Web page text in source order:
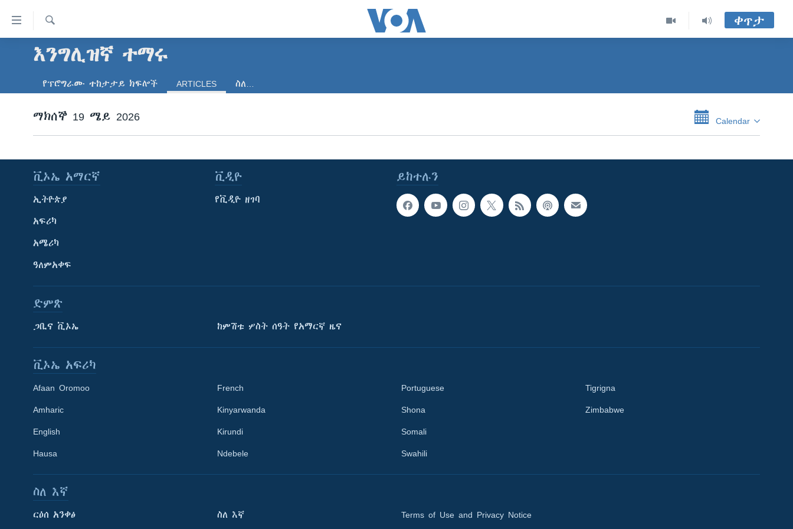
የመሥሪያ
ማገናኛዎች
ይዘት
እለፍ
አፍሪካ
ዓለምአቀፍ
አሜሪካ
መካከለኛው ምሥራቅ
ጋቢና ቪኦኤ
ከምሽቱ ሦስት ሰዓት የአማርኛ ዜና
ቪዲዮ
የፎቶ መድብሎች
ክምችት
Learning English
ፈልግ
ቀጥታ
እንግሊዝኛ ተማሩ
የፕሮግራሙ ተከታታይ ክፍሎች ARTICLES ስለ…
ማክሰኞ 19 ሜይ 2026 Calendar
ይከተሉን
ቪኦኤ አማርኛ
ኢትዮጵያ
አፍሪካ
አሜሪካ
ዓለምአቀፍ
ቪዲዮ
የቪዲዮ ዘገባ
ድምጽ
ጋቢና ቪኦኤ ከምሽቱ ሦስት ሰዓት የአማርኛ ዜና
ቪኦኤ አፍሪካ
Afaan Oromoo
Amharic
English
Hausa
French
Kinyarwanda
Kirundi
Ndebele
Portuguese
Shona
Somali
Swahili
Tigrigna
Zimbabwe
ስለ እኛ
ርዕሰ አንቀፅ ስለ እኛ Terms of Use and Privacy Notice